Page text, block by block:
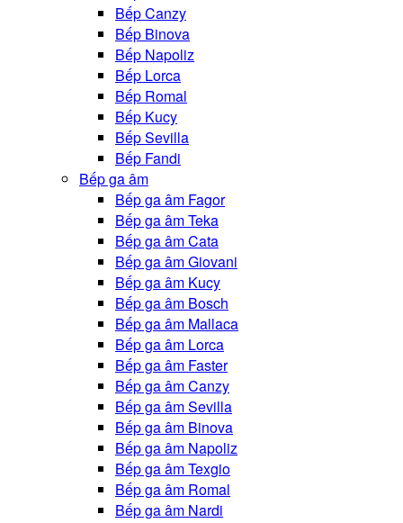
Bếp Canzy
Bếp Binova
Bếp Napoliz
Bếp Lorca
Bếp Romal
Bếp Kucy
Bếp Sevilla
Bếp Fandi
Bếp ga âm
Bếp ga âm Fagor
Bếp ga âm Teka
Bếp ga âm Cata
Bếp ga âm Giovani
Bếp ga âm Kucy
Bếp ga âm Bosch
Bếp ga âm Mallaca
Bếp ga âm Lorca
Bếp ga âm Faster
Bếp ga âm Canzy
Bếp ga âm Sevilla
Bếp ga âm Binova
Bếp ga âm Napoliz
Bếp ga âm Texgio
Bếp ga âm Romal
Bếp ga âm Nardi